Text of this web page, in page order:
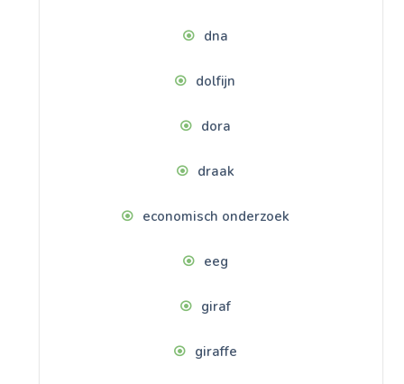
dna
dolfijn
dora
draak
economisch onderzoek
eeg
giraf
giraffe